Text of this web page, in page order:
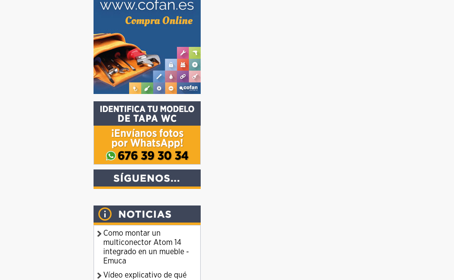
Como montar un
multiconector Atom 14
integrado en un mueble -
Emuca
Vídeo explicativo de qué